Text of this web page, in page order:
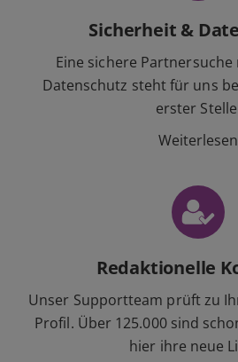
Sicherheit &
Eine sichere
Datenschutz steht für uns
erster
Weiterlesen
Redaktionelle
Unser Supportteam prüft zu
Profil. Über 125.000 sind
hier ihre neue